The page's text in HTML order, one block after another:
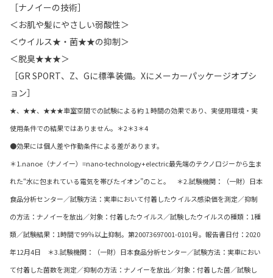
［ナノイーの技術］
＜お肌や髪にやさしい弱酸性＞
＜ウイルス★・菌★★の抑制＞
＜脱臭★★★＞
［GR SPORT、Z、Gに標準装備。Xにメーカーパッケージオプシ
ョン］
★、★★、★★★車室空間での試験による約１時間の効果であり、実使用環境・実
使用条件での結果ではありません。＊2＊3＊4
●効果には個人差や作動条件による差があります。
＊1.nanoe（ナノイー）=nano-technology+electric最先端のテクノロジーから生ま
れた“水に包まれている電気を帯びたイオン”のこと。 ＊2.試験機関：（一財）日本
食品分析センター／試験方法：実車において付着したウイルス感染価を測定／抑制
の方法：ナノイーを放出／対象：付着したウイルス／試験したウイルスの種類：1種
類／試験結果：1時間で99％以上抑制。第20073697001-0101号。報告書日付：2020
年12月4日 ＊3.試験機関：（一財）日本食品分析センター／試験方法：実車におい
て付着した菌数を測定／抑制の方法：ナノイーを放出／対象：付着した菌／試験し